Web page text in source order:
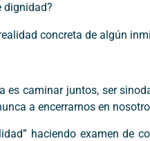
dignidad?
concreta de algún
caminar juntos, ser
a encerrarnos en
haciendo examen de